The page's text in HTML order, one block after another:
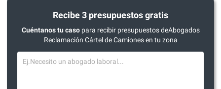
Recibe 3 presupuestos gratis
Cuéntanos tu casopara recibir presupuestos deAbogados
Reclamación Cártel de Camiones en tu zona